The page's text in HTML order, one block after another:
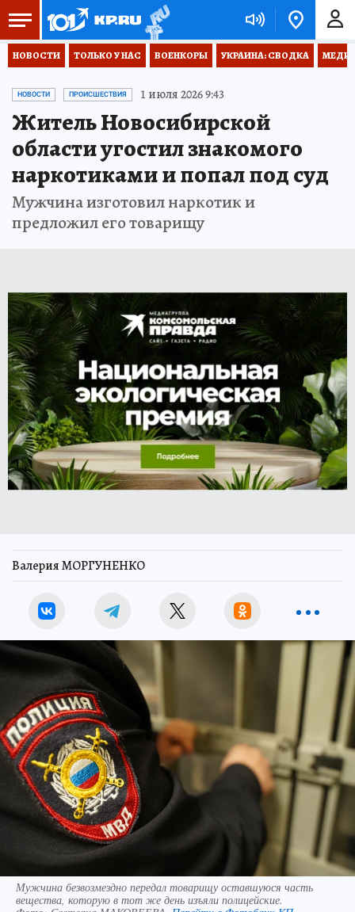
НОВОСТИ ТОЛЬКО У НАС ВОЕНКОРЫ УКРАИНА: СВОДКА
НОВОСТИ ПРОИСШЕСТВИЯ 1 июля 2026 9:43
Житель Новосибирской
области угостил знакомого
наркотиками и попал под суд
Мужчина изготовил наркотик и
предложил его товарищу
Валерия МОРГУНЕНКО
Мужчина безвозмездно передал товарищу оставшуюся часть
вещества, которую в тот же день изъяли полицейские.